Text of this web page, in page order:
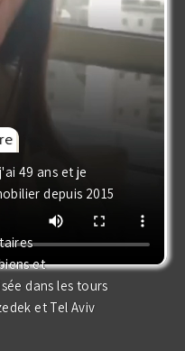
49 ans et je
depuis 2015.
et
dans les tours
et Tel Aviv.